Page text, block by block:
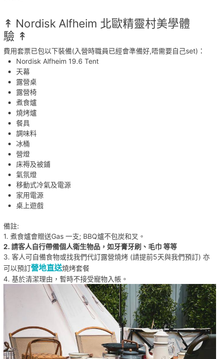
↟ Nordisk Alfheim 北歐精靈村美學體
驗 ↟
費用套票已包以下裝備(入營時職員已經會準備好,唔需要自己set) ：
Nordisk Alfheim 19.6 Tent
天幕
露營桌
露營椅
煮食爐
燒烤爐
餐具
調味料
冰桶
營燈
床褥及被鋪
氣氛燈
移動式冷氣及電源
家用電源
桌上遊戲
備註:
1. 煮食爐會贈送Gas 一支; BBQ爐不包炭和叉。
2. 請客人自行帶備個人衛生物品，如牙膏牙刷、毛巾 等等
3. 客人可自備食物或找我們代訂露營燒烤(請提前5天與我們預訂) 亦
可以預訂營地直送燒烤套餐
4. 基於清潔理由，暫時不接受寵物入帳。